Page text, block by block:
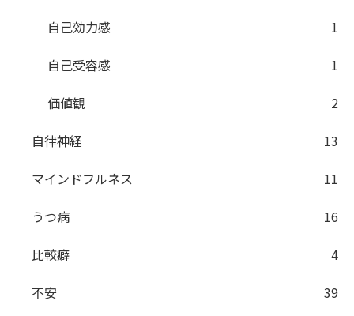
自己効力感
1
自己受容感
1
価値観
2
自律神経
13
マインドフルネス
11
うつ病
16
比較癖
4
不安
39